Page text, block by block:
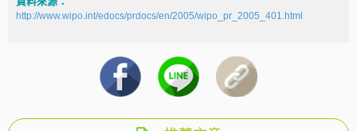
http://www.wipo.int/edocs/prdocs/en/2005/wipo_pr_2005_401.html